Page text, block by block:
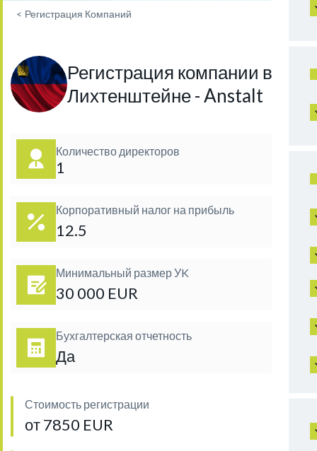
< Регистрация Компаний
Регистрация компании в
Лихтенштейне - Anstalt
Количество директоров
1
Корпоративный налог на прибыль
12.5
Минимальный размер УK
30 000 EUR
Бухгалтерская отчетность
Да
Стоимость регистрации
от 7850 EUR